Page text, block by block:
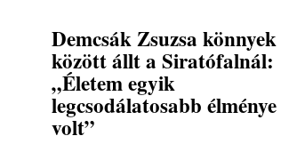
Demcsák Zsuzsa könnyek
között állt a Siratófalnál:
„Életem egyik
legcsodálatosabb élménye
volt”